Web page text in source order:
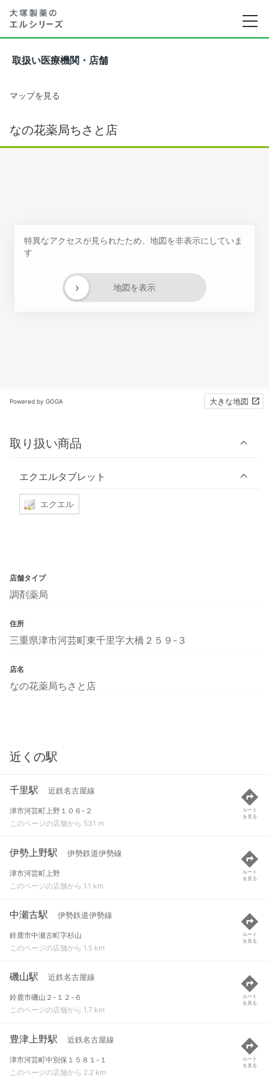
取扱い医療機関・店舗
マップを見る
なの花薬局ちさと店
特異なアクセスが見られたため、地図を非表示にしていま
す
地図を表示
›
Powered by GOGA 大きな地図
取り扱い商品
エクエルタブレット
エクエル
店舗タイプ
調剤薬局
住所
三重県津市河芸町東千里字大橋２５９-３
店名
なの花薬局ちさと店
近くの駅
千里駅 近鉄名古屋線
津市河芸町上野１０６-２
このページの店舗から 531 m
ルート
を見る
伊勢上野駅 伊勢鉄道伊勢線
津市河芸町上野
このページの店舗から 1.1 km
ルート
を見る
中瀬古駅 伊勢鉄道伊勢線
鈴鹿市中瀬古町字杉山
このページの店舗から 1.5 km
ルート
を見る
磯山駅 近鉄名古屋線
鈴鹿市磯山２-１２-６
このページの店舗から 1.7 km
ルート
を見る
豊津上野駅 近鉄名古屋線
津市河芸町中別保１５８１-１
このページの店舗から 2.2 km
ルート
を見る